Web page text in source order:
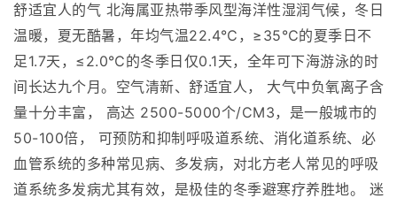
舒适宜人的气 北海属亚热带季风型海洋性湿润气候，冬日
温暖，夏无酷暑，年均气温22.4℃，≥35℃的夏季日不
足1.7天，≤2.0℃的冬季日仅0.1天，全年可下海游泳的时
间长达九个月。空气清新、舒适宜人， 大气中负氧离子含
量十分丰富， 高达 2500-5000个/CM3，是一般城市的
50-100倍， 可预防和抑制呼吸道系统、消化道系统、必
血管系统的多种常见病、多发病，对北方老人常见的呼吸
道系统多发病尤其有效，是极佳的冬季避寒疗养胜地。 迷